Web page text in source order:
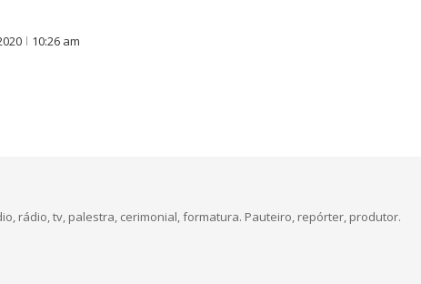
10:26 am
rádio, tv, palestra, cerimonial, formatura. Pauteiro, repórter, produtor.